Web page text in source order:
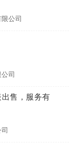
公司
司
售，服务有